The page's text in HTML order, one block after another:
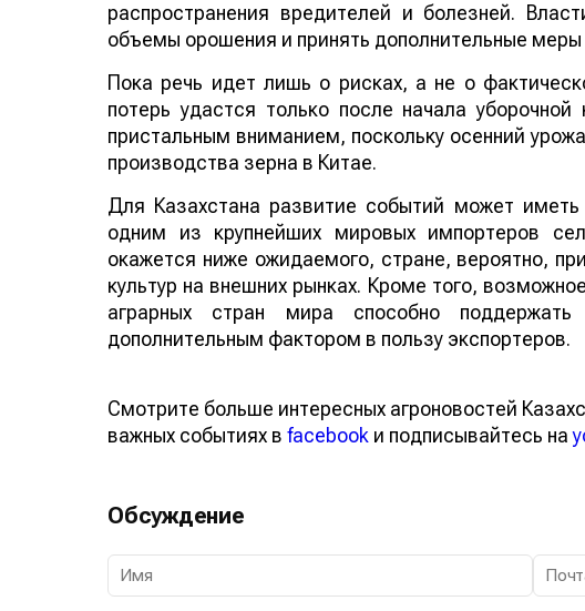
распространения вредителей и болезней.
объемы орошения и принять дополнительные
Пока речь идет лишь о рисках, а не о
потерь удастся только после начала
пристальным вниманием, поскольку осенний
производства зерна в Китае.
Для Казахстана развитие событий может
одним из крупнейших мировых импортеров
окажется ниже ожидаемого, стране, вероятно,
культур на внешних рынках. Кроме того,
аграрных стран мира способно
дополнительным фактором в пользу экспортеров.
Смотрите больше интересных агроновостей
важных событиях в facebook и подписывайтесь на
Обсуждение